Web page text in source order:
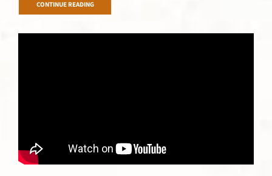
CONTINUE READING